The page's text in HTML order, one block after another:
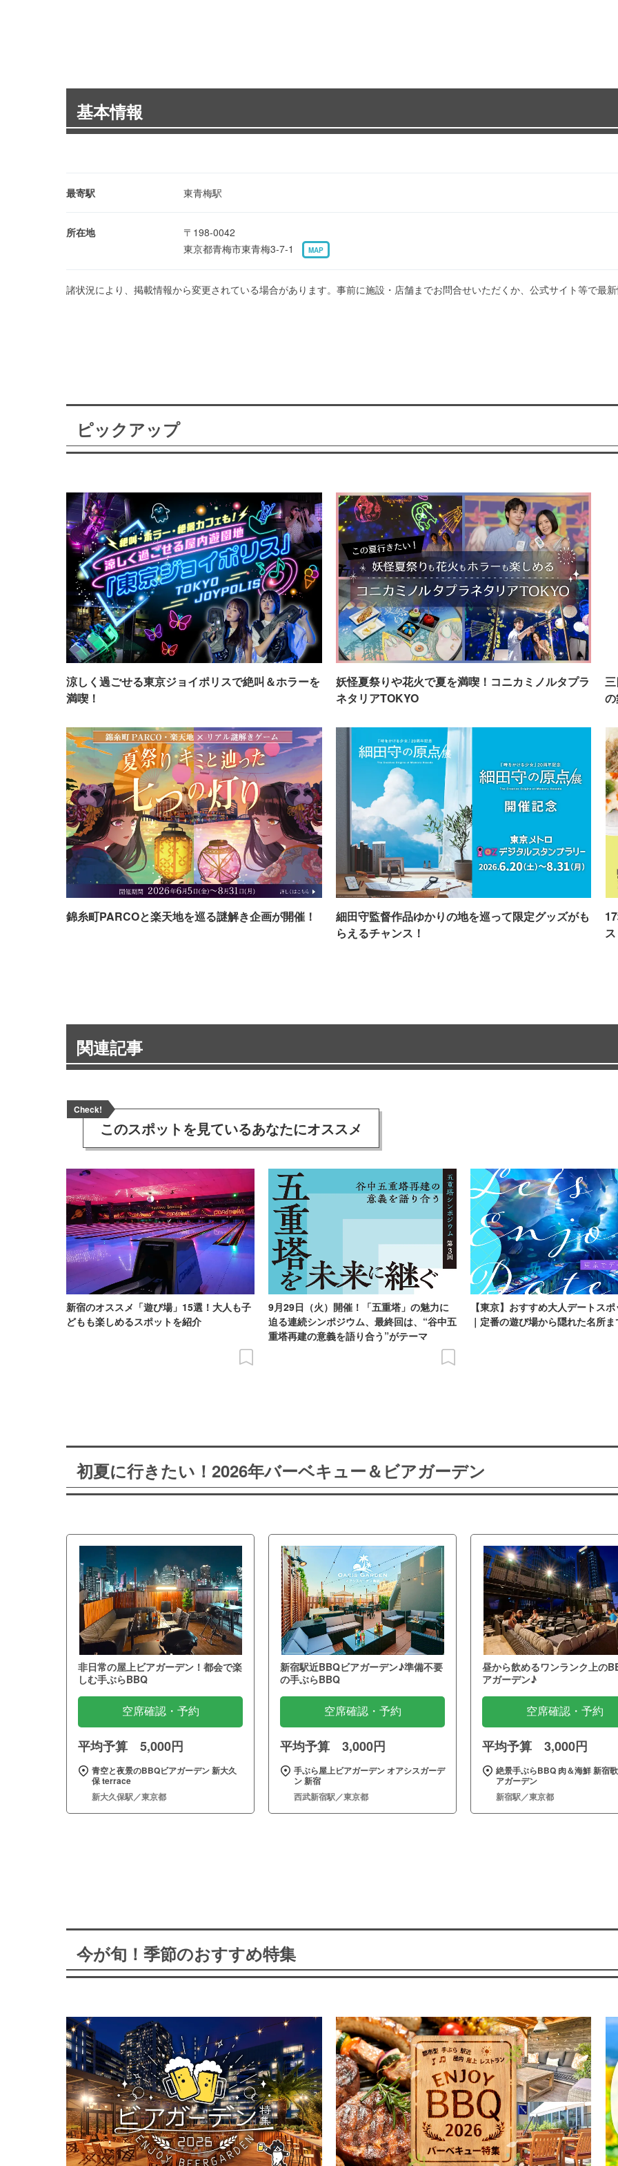
基本情報
最寄駅 東青梅駅
所在地
〒198-0042
東京都青梅市東青梅3-7-1
MAP
諸状況により、掲載情報から変更されている場合があります。事前に施設・店舗までお問合せいただくか、公式サイト等で最
ピックアップ
涼しく過ごせる東京ジョイポリスで絶叫＆ホラーを
満喫！
妖怪夏祭りや花火で夏を満喫！コニカミノルタプラ
ネタリアTOKYO
錦糸町PARCOと楽天地を巡る謎解き企画が開催！
細田守監督作品ゆかりの地を巡って限定グッズがも
らえるチャンス！
関連記事
Check!
このスポットを見ているあなたにオススメ
新宿のオススメ「遊び場」15選！大人も子
どもも楽しめるスポットを紹介
9月29日（火）開催！「五重塔」の魅力に
迫る連続シンポジウム、最終回は、“谷中五
重塔再建の意義を語り合う”がテーマ
【東京】おすすめ大人デートス
｜定番の遊び場から隠れた名所ま
初夏に行きたい！2026年バーベキュー＆ビアガーデン
非日常の屋上ビアガーデン！都会で楽
しむ手ぶらBBQ
空席確認・予約
平均予算 5,000円
青空と夜景のBBQビアガーデン 新大久
保 terrace
新大久保駅／東京都
新宿駅近BBQビアガーデン♪準備不要
の手ぶらBBQ
空席確認・予約
平均予算 3,000円
手ぶら屋上ビアガーデン オアシスガーデ
ン 新宿
西武新宿駅／東京都
昼から飲めるワンランク上の
アガーデン♪
空席確認・予約
平均予算 3,000円
絶景手ぶらBBQ 肉＆海鮮 新宿
アガーデン
新宿駅／東京都
今が旬！季節のおすすめ特集